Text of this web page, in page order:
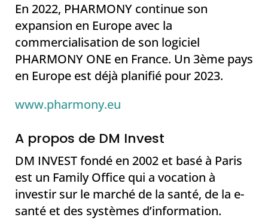
En 2022, PHARMONY continue son
expansion en Europe avec la
commercialisation de son logiciel
PHARMONY ONE en France. Un 3ème pays
en Europe est déjà planifié pour 2023.
www.pharmony.eu
A propos de DM Invest
DM INVEST fondé en 2002 et basé à Paris
est un Family Office qui a vocation à
investir sur le marché de la santé, de la e-
santé et des systèmes d’information.